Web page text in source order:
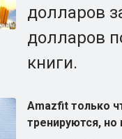
долларов
долларов
книги.
Amazfit только
тренируются,